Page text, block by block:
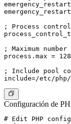
; Process
; Maximum
process.max = 128
; Include pool
Configuración de
# Edit PHP